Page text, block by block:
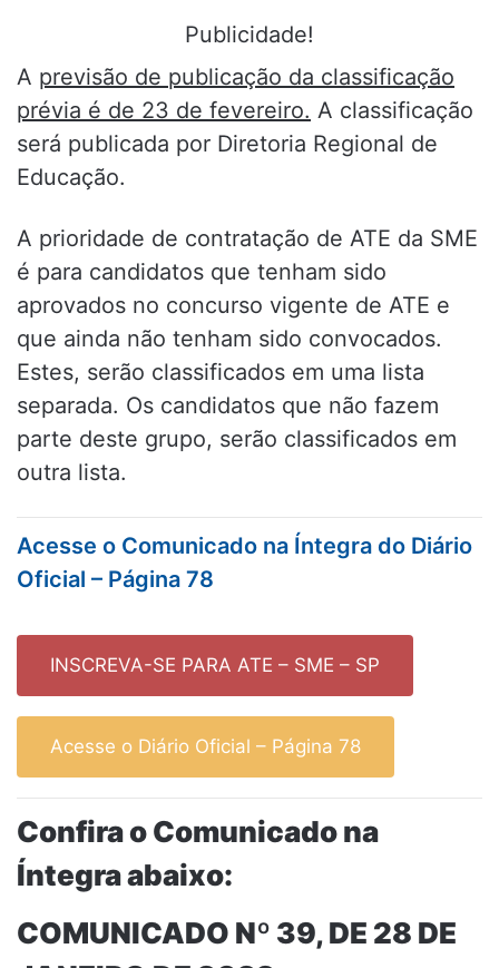
Publicidade!
A previsão de publicação da classificação
prévia é de 23 de fevereiro. A classificação
será publicada por Diretoria Regional de
Educação.
A prioridade de contratação de ATE da SME
é para candidatos que tenham sido
aprovados no concurso vigente de ATE e
que ainda não tenham sido convocados.
Estes, serão classificados em uma lista
separada. Os candidatos que não fazem
parte deste grupo, serão classificados em
outra lista.
Acesse o Comunicado na Íntegra do Diário
Oficial – Página 78
INSCREVA-SE PARA ATE – SME – SP
Acesse o Diário Oficial – Página 78
Confira o Comunicado na
Íntegra abaixo:
COMUNICADO Nº 39, DE 28 DE